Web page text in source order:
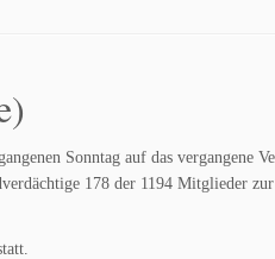
Sonntag auf das vergangene
178 der 1194 Mitglieder zur